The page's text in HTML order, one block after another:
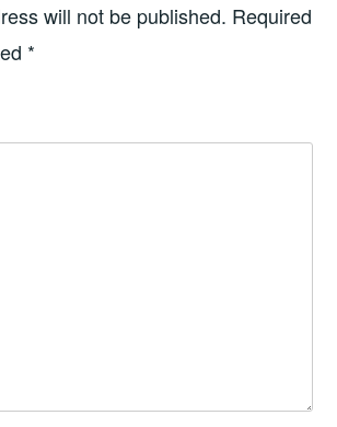
will not be published. Required
*